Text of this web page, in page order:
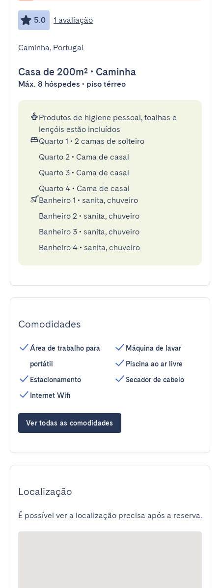
5.0 1 avaliação
Caminha, Portugal
Casa de 200m² • Caminha
Máx. 8 hóspedes • piso térreo
Produtos de higiene pessoal, toalhas e
lençóis estão incluídos
Quarto 1 • 2 camas de solteiro
Quarto 2 • Cama de casal
Quarto 3 • Cama de casal
Quarto 4 • Cama de casal
Banheiro 1 • sanita, chuveiro
Banheiro 2 • sanita, chuveiro
Banheiro 3 • sanita, chuveiro
Banheiro 4 • sanita, chuveiro
Comodidades
Área de trabalho para
portátil
Estacionamento
Internet Wifi
Máquina de lavar
Piscina ao ar livre
Secador de cabelo
Ver todas as comodidades
Localização
É possível ver a localização precisa após a reserva.